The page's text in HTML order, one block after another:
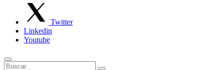
Twitter
Linkedin
Youtube